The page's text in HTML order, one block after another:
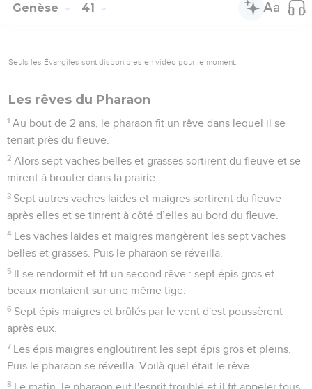
Genèse 41
Seuls les Évangiles sont disponibles en vidéo pour le moment.
Les rêves du Pharaon
1 Au bout de 2 ans, le pharaon fit un rêve dans lequel il se
tenait près du fleuve.
2 Alors sept vaches belles et grasses sortirent du fleuve et se
mirent à brouter dans la prairie.
3 Sept autres vaches laides et maigres sortirent du fleuve
après elles et se tinrent à côté d’elles au bord du fleuve.
4 Les vaches laides et maigres mangèrent les sept vaches
belles et grasses. Puis le pharaon se réveilla.
5 Il se rendormit et fit un second rêve : sept épis gros et
beaux montaient sur une même tige.
6 Sept épis maigres et brûlés par le vent d'est poussèrent
après eux.
7 Les épis maigres engloutirent les sept épis gros et pleins.
Puis le pharaon se réveilla. Voilà quel était le rêve.
8 Le matin, le pharaon eut l'esprit troublé et il fit appeler tous